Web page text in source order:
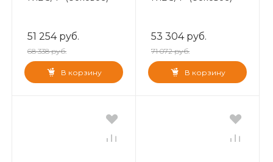
51 254 руб.
68 338 руб.
В корзину
53 304 руб.
71 072 руб.
В корзину